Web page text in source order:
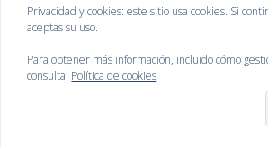
Vasili Dokucháyev, el padre de la
PUBLICACIONES CIENTÍFICAS
Materiales para compostar: Las plumas
Método Takakura para compostar en
Privacidad y cookies: este sitio usa cookies. Si
aceptas su uso.
Para obtener más información, incluido cómo
consulta: Política de cookies